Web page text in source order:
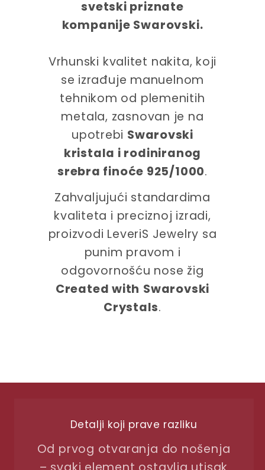
svetski priznate
kompanije Swarovski.
Vrhunski kvalitet nakita, koji
se izrađuje manuelnom
tehnikom od plemenitih
metala, zasnovan je na
upotrebi Swarovski
kristala i rodiniranog
srebra finoće 925/1000.
Zahvaljujući standardima
kvaliteta i preciznoj izradi,
proizvodi LeveriS Jewelry sa
punim pravom i
odgovornošću nose žig
Created with Swarovski
Crystals.
Detalji koji prave razliku
Od prvog otvaranja do nošenja